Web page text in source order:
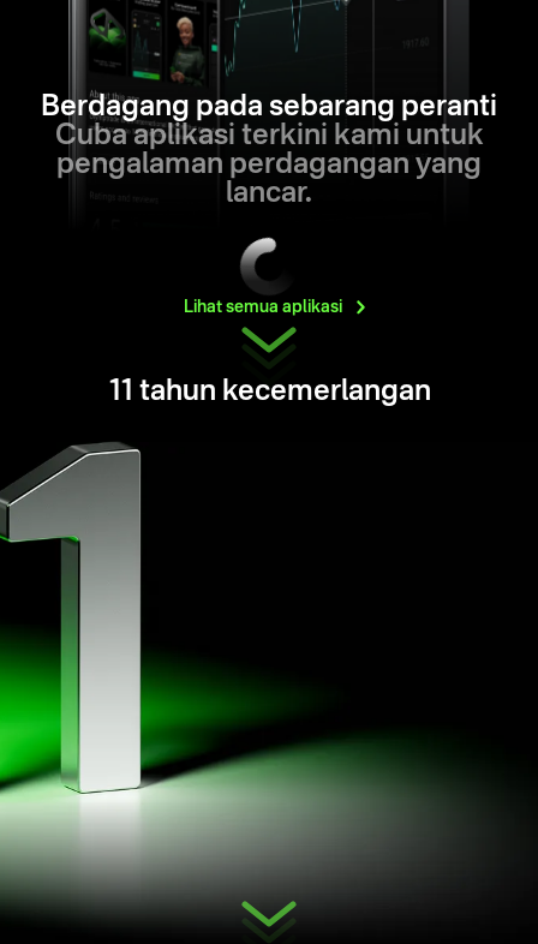
Berdagang pada sebarang peranti
Cuba aplikasi terkini kami untuk
pengalaman perdagangan yang
lancar.
Lihat semua aplikasi
11 tahun kecemerlangan